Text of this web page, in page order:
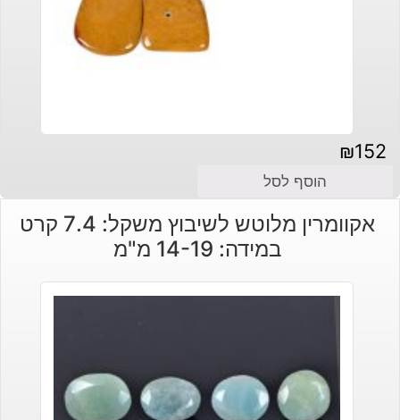
₪152
הוסף לסל
אקוומרין מלוטש לשיבוץ משקל: 7.4 קרט
במידה: 14-19 מ"מ